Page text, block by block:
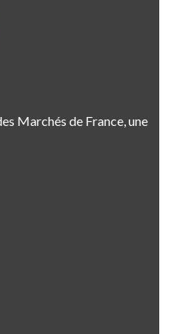
Marchés de France, une